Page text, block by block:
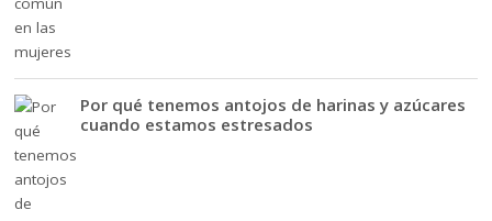
Por qué tenemos antojos de harinas y azúcares
cuando estamos estresados